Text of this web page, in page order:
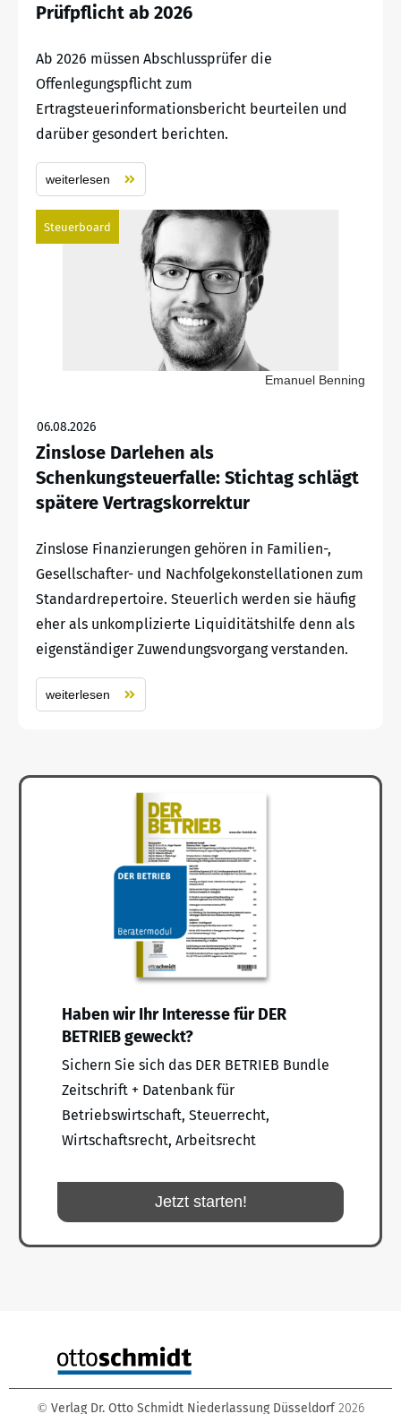
Prüfpflicht ab 2026
Ab 2026 müssen Abschlussprüfer die
Offenlegungspflicht zum
Ertragsteuerinformationsbericht beurteilen und
darüber gesondert berichten.
weiterlesen
Steuerboard
Emanuel Benning
06.08.2026
Zinslose Darlehen als
Schenkungsteuerfalle: Stichtag schlägt
spätere Vertragskorrektur
Zinslose Finanzierungen gehören in Familien-,
Gesellschafter- und Nachfolgekonstellationen zum
Standardrepertoire. Steuerlich werden sie häufig
eher als unkomplizierte Liquiditätshilfe denn als
eigenständiger Zuwendungsvorgang verstanden.
weiterlesen
Haben wir Ihr Interesse für DER
BETRIEB geweckt?
Sichern Sie sich das DER BETRIEB Bundle
Zeitschrift + Datenbank für
Betriebswirtschaft, Steuerrecht,
Wirtschaftsrecht, Arbeitsrecht
Jetzt starten!
© Verlag Dr. Otto Schmidt Niederlassung Düsseldorf 2026